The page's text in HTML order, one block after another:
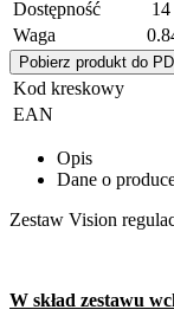
Dostępność 14
Waga
Pobierz produkt do
Kod kreskowy
EAN
Opis
Dane o
Zestaw Vision
W skład zestawu